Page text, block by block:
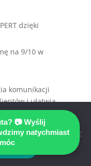
dzięki
na 9/10 w
komunikacji
i ułatwia
rozwój,
📷 Wyślij
natychmiast
usługi na
ze strony oznacza,
użycie.